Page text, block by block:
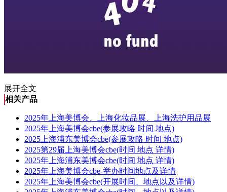
展开全文
相关产品
2025年上海美博会、上海化妆品展、上海洗护用品展
2025年上海美博会cbe(参展攻略 时间 地点)
2025上海浦东美博会cbe(参展攻略 时间 地点)
2025第29届上海美博会cbe(时间 地点 详情)
2025年上海浦东美博会cbe(时间 地点 详情)
2025年上海美博会cbe-举办时间地点及详情
2025年上海美博会cbe(开展时间、地点以及详情)